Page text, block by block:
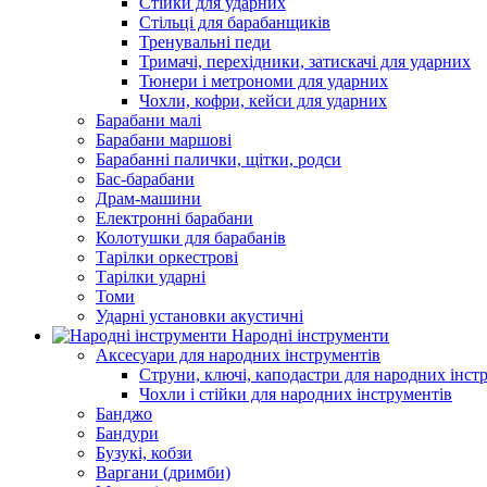
Стільці для барабанщиків
Тренувальні педи
Тримачі, перехідники, затискачі для ударних
Тюнери і метрономи для ударних
Чохли, кофри, кейси для ударних
Барабани малі
Барабани маршові
Барабанні палички, щітки, родси
Бас-барабани
Драм-машини
Електронні барабани
Колотушки для барабанів
Тарілки оркестрові
Тарілки ударні
Томи
Ударні установки акустичні
Народні інструменти
Аксесуари для народних інструментів
Струни, ключі, каподастри для народних
Чохли і стійки для народних інструментів
Банджо
Бандури
Бузукі, кобзи
Варгани (дримби)